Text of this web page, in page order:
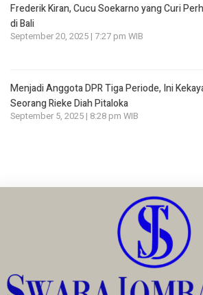
Frederik Kiran, Cucu Soekarno yang Curi
di Bali
September 20, 2025 | 7:27 pm WIB
Menjadi Anggota DPR Tiga Periode, Ini
Seorang Rieke Diah Pitaloka
September 5, 2025 | 8:28 pm WIB